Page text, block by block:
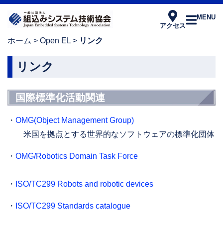
アクセス
MENU
ホーム > Open EL > リンク
リンク
国際標準化活動関連
・ OMG(Object Management Group)
米国を拠点とする世界的なソフトウェアの標準化団体
・ OMG/Robotics Domain Task Force
・ ISO/TC299 Robots and robotic devices
・ ISO/TC299 Standards catalogue